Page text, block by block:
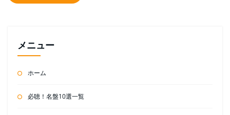
メニュー
ホーム
必聴！名盤10選一覧